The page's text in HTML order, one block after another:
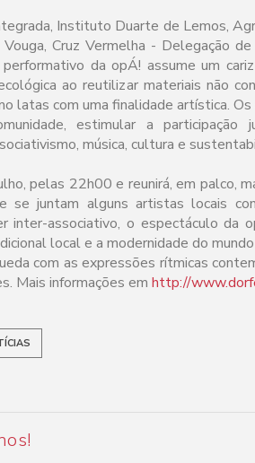
Instituto Duarte de Lemos,
Cruz Vermelha - Delegação
da opÁ! assume um
ao reutilizar materiais não
latas com uma finalidade artística.
estimular a participação
música, cultura e
pelas 22h00 e reunirá, em palco,
se juntam alguns artistas locais
inter-associativo, o espectáculo da
local e a modernidade do
com as expressões rítmicas
Mais informações em http://